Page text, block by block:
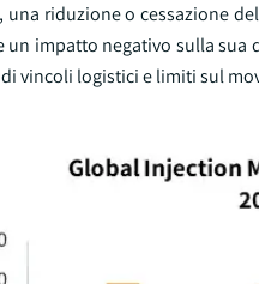
una riduzione o cessazione
un impatto negativo sulla
vincoli logistici e limiti sul